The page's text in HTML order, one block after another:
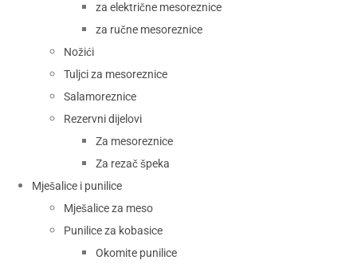
za električne mesoreznice
za ručne mesoreznice
Nožići
Tuljci za mesoreznice
Salamoreznice
Rezervni dijelovi
Za mesoreznice
Za rezač špeka
Mješalice i punilice
Mješalice za meso
Punilice za kobasice
Okomite punilice